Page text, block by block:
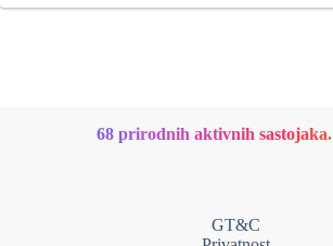
68 prirodnih aktivnih sastojaka.
GT&C